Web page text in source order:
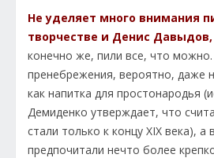
Не уделяет много внимания
творчестве и Денис Давыдов,
конечно же, пили все, что
пренебрежения, вероятно, даже
как напитка для простонародья
Демиденко утверждает, что
стали только к концу XIX века), а
предпочитали нечто более